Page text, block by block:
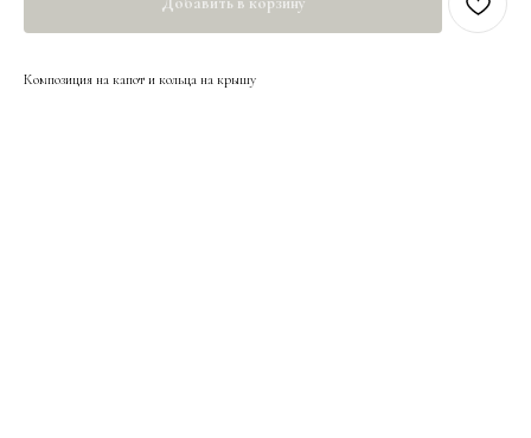
Композиция на капот и кольца на крышу